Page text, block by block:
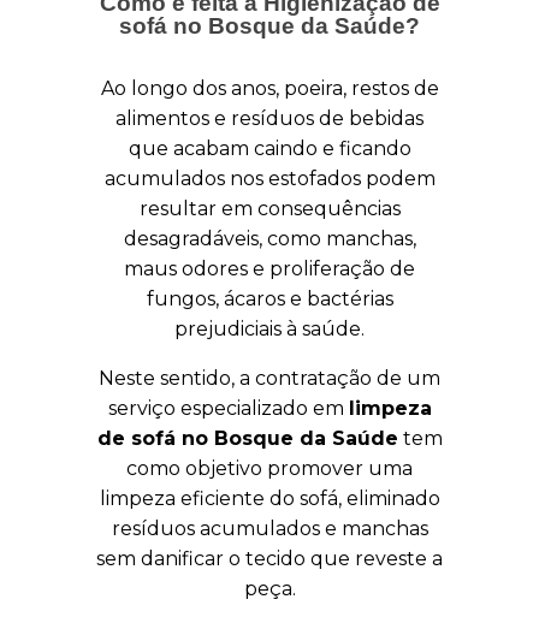
sofá no Bosque da Saúde?
Ao longo dos anos, poeira, restos de
alimentos e resíduos de bebidas
que acabam caindo e ficando
acumulados nos estofados podem
resultar em consequências
desagradáveis, como manchas,
maus odores e proliferação de
fungos, ácaros e bactérias
prejudiciais à saúde.
Neste sentido, a contratação de um
serviço especializado em limpeza
de sofá no Bosque da Saúde tem
como objetivo promover uma
limpeza eficiente do sofá, eliminado
resíduos acumulados e manchas
sem danificar o tecido que reveste a
peça.